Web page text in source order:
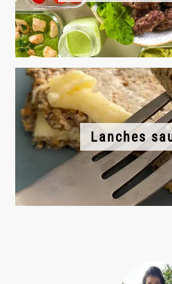
Lanches